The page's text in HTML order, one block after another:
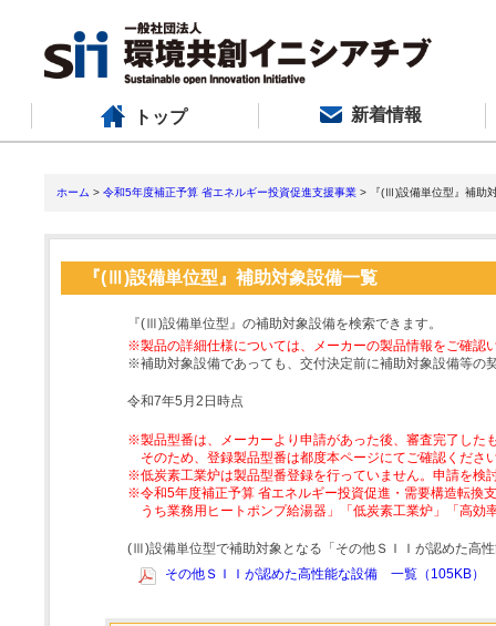
トップ 新着情報
ホーム > 令和5年度補正予算 省エネルギー投資促進支援事業 > 『(Ⅲ)設備単位型』補助
『(Ⅲ)設備単位型』補助対象設備一覧
『(Ⅲ)設備単位型』の補助対象設備を検索できます。
※製品の詳細仕様については、メーカーの製品情報をご確認
※補助対象設備であっても、交付決定前に補助対象設備等の
令和7年5月2日時点
※製品型番は、メーカーより申請があった後、審査完了した
そのため、登録製品型番は都度本ページにてご確認くださ
※低炭素工業炉は製品型番登録を行っていません。申請を検
※令和5年度補正予算 省エネルギー投資促進・需要構造転換
うち業務用ヒートポンプ給湯器」「低炭素工業炉」「高
(Ⅲ)設備単位型で補助対象となる「その他ＳＩＩが認めた高
その他ＳＩＩが認めた高性能な設備 一覧（105KB）